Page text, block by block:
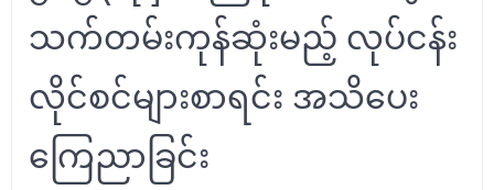
သက်တမ်းကုန်ဆုံးမည့် လုပ်ငန်း
လိုင်စင်များစာရင်း အသိပေး
ကြေညာခြင်း